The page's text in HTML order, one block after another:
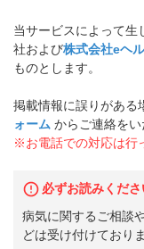
当サービスによって生
社および株式会社eヘ
ものとします。
掲載情報に誤りがある
ォーム からご連絡をい
※お電話での対応は行
必ずお読みくださ
病気に関するご相談
どは受け付けており